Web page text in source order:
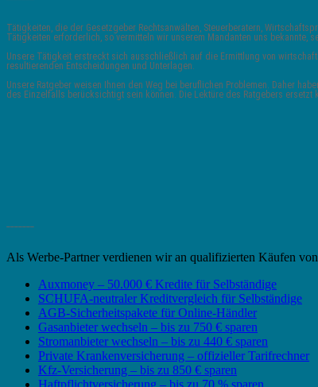
Tätigkeiten, die der Gesetzgeber Rechtsanwälten, Steuerberatern,
Tätigkeiten erforderlich, so vermitteln wir unserem Mandanten uns
Unsere Tätigkeit erstreckt sich ausschließlich auf die Ermittlung von
resultierenden Entscheidungen und Unterlagen.
Unsere Ratgeber weisen Ihnen den Weg bei beruflichen Problemen. Daher
des Einzelfalls berücksichtigt sein können. Die Lektüre des Ratgebers ersetzt
Als Werbe-Partner verdienen wir an qualifizierten Käufen
Auxmoney – 50.000 € Kredite für Selbständige
SCHUFA-neutraler Kreditvergleich für Selbständige
AGB-Sicherheitspakete für Online-Händler
Gasanbieter wechseln – bis zu 750 € sparen
Stromanbieter wechseln – bis zu 440 € sparen
Private Krankenversicherung – offizieller Tarifrechner
Kfz-Versicherung – bis zu 850 € sparen
Haftpflichtversicherung – bis zu 70 % sparen